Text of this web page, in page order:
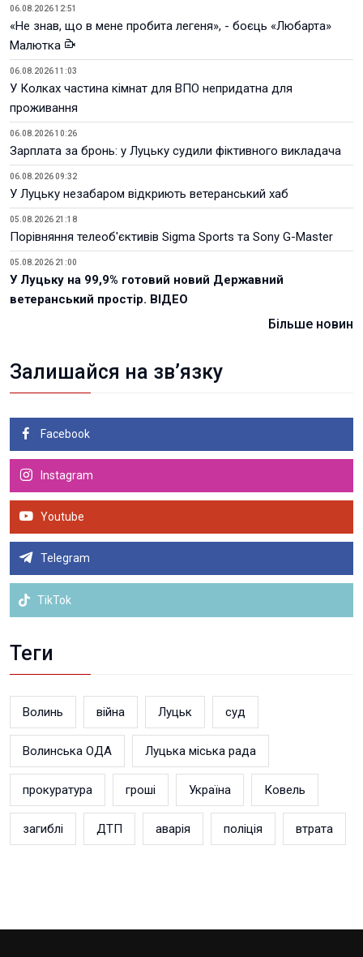
06.08.2026 12:51
«Не знав, що в мене пробита легеня», - боєць «Любарта»
Малютка
06.08.2026 11:03
У Колках частина кімнат для ВПО непридатна для
проживання
06.08.2026 10:26
Зарплата за бронь: у Луцьку судили фіктивного викладача
06.08.2026 09:32
У Луцьку незабаром відкриють ветеранський хаб
05.08.2026 21:18
Порівняння телеоб'єктивів Sigma Sports та Sony G-Master
05.08.2026 21:00
У Луцьку на 99,9% готовий новий Державний
ветеранський простір. ВІДЕО
Більше новин
Залишайся на зв’язку
Facebook
Instagram
Youtube
Telegram
TikTok
Теги
Волинь війна Луцьк суд
Волинська ОДА Луцька міська рада
прокуратура гроші Україна Ковель
загиблі ДТП аварія поліція втрата